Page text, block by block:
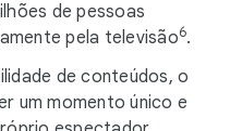
de pessoas
pela televisão6.
de conteúdos, o
um momento único e